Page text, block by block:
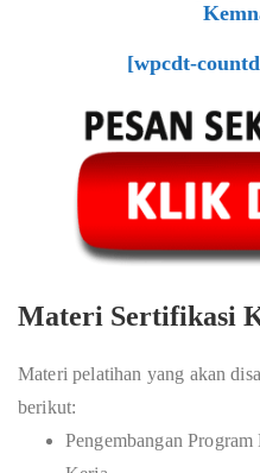
[wpcdt-
Materi Sertifikasi
Materi pelatihan yang akan
berikut:
Pengembangan